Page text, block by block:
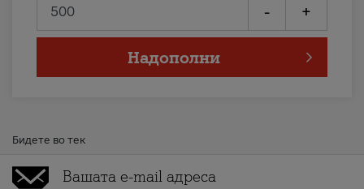
- +
Надополни
Бидете во тек